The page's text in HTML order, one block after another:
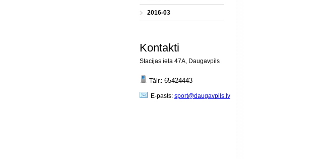
2016-03
Kontakti
Stacijas iela 47A, Daugavpils
Tālr.: 65424443
E-pasts: sport@daugavpils.lv